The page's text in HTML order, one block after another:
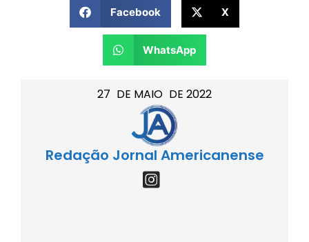
27 DE MAIO DE 2022
Redação Jornal Americanense
Facebook X
WhatsApp